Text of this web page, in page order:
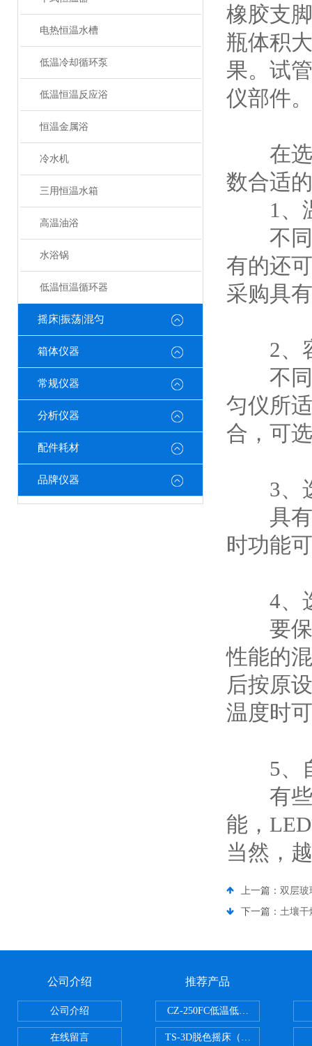
电热恒温水槽
低温冷却循环泵
低温恒温反应浴
恒温金属浴
冷水机
三用恒温水箱
高温油浴
水浴锅
低温恒温循环器
摇床|振荡|混匀
箱体仪器
常规仪器
分析仪器
配件耗材
品牌仪器
橡胶支
瓶体积
果。试
仪部件。
在选
数合适
1、温
不同
有的还
采购具
2、容
不同
匀仪所
合，可
3、选
具有
时功能
4、选
要保
性能的
后按原
温度时
5、自
有些
能，
当然，
上一篇： 双层玻
下一篇： 土壤干
公司介绍
公司介绍
在线留言
推荐产品
CZ-250FC低温低湿种子储藏柜
TS-3D脱色摇床（三维运动）